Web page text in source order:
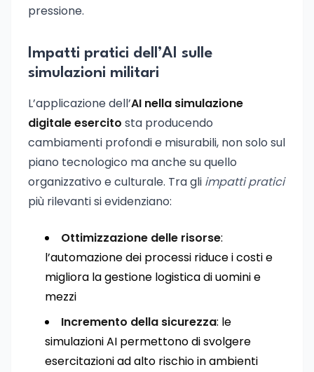
pressione.
Impatti pratici dell’AI sulle
simulazioni militari
L’applicazione dell’AI nella simulazione
digitale esercito sta producendo
cambiamenti profondi e misurabili, non solo sul
piano tecnologico ma anche su quello
organizzativo e culturale. Tra gli impatti pratici
più rilevanti si evidenziano:
Ottimizzazione delle risorse:
l’automazione dei processi riduce i costi e
migliora la gestione logistica di uomini e
mezzi
Incremento della sicurezza: le
simulazioni AI permettono di svolgere
esercitazioni ad alto rischio in ambienti